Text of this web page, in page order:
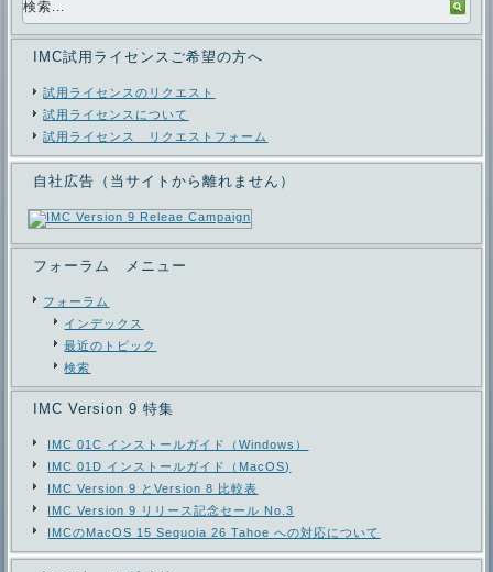
IMC試用ライセンスご希望の方へ
試用ライセンスのリクエスト
試用ライセンスについて
試用ライセンス リクエストフォーム
自社広告（当サイトから離れません）
フォーラム メニュー
フォーラム
インデックス
最近のトピック
検索
IMC Version 9 特集
IMC 01C インストールガイド（Windows）
IMC 01D インストールガイド（MacOS)
IMC Version 9 とVersion 8 比較表
IMC Version 9 リリース記念セール No.3
IMCのMacOS 15 Sequoia 26 Tahoe への対応について